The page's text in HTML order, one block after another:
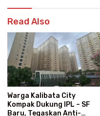
Read Also
Warga Kalibata City
Kompak Dukung IPL – SF
Baru, Tegaskan Anti-